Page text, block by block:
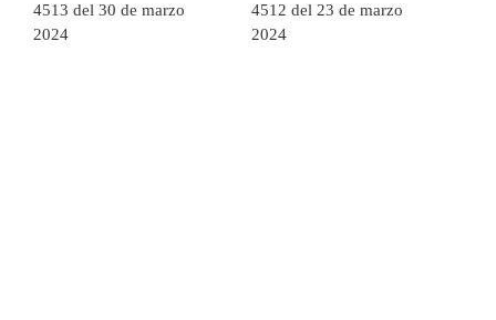
4513 del 30 de marzo
2024
4512 del 23 de marzo
2024